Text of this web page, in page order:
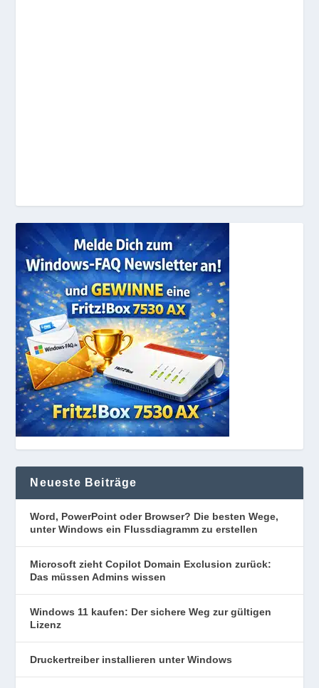
Neueste Beiträge
Word, PowerPoint oder Browser? Die besten Wege,
unter Windows ein Flussdiagramm zu erstellen
Microsoft zieht Copilot Domain Exclusion zurück:
Das müssen Admins wissen
Windows 11 kaufen: Der sichere Weg zur gültigen
Lizenz
Druckertreiber installieren unter Windows